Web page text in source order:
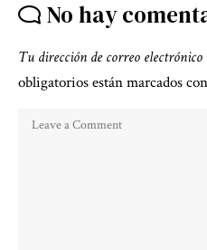
No hay
Tu dirección de correo
obligatorios están marcados con